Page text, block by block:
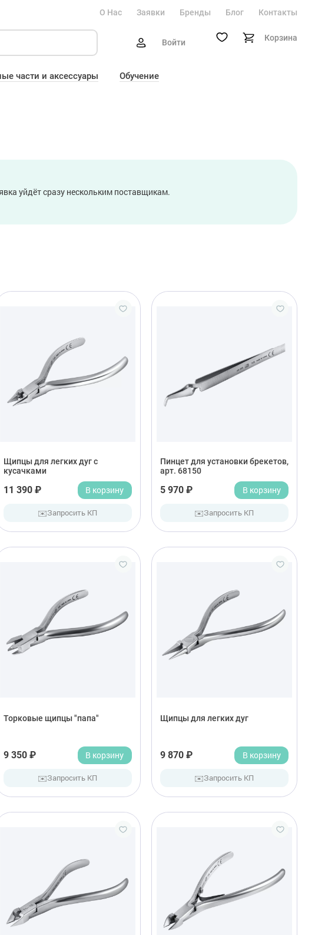
О Нас Заявки Бренды Блог Контакты
Войти Корзина
части и аксессуары Обучение
уйдёт сразу нескольким поставщикам.
Щипцы для легких дуг с
кусачками
11 390 ₽ В корзину
✉️Запросить КП
Пинцет для установки брекетов,
арт. 68150
5 970 ₽ В корзину
✉️Запросить КП
Торковые щипцы "папа"
9 350 ₽ В корзину
✉️Запросить КП
Щипцы для легких дуг
9 870 ₽ В корзину
✉️Запросить КП